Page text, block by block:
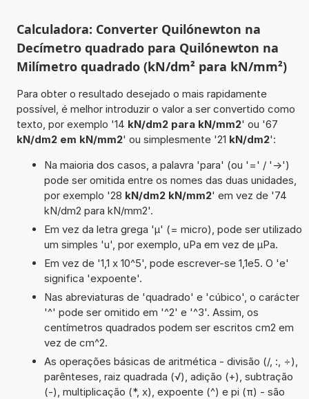
Calculadora: Converter Quilónewton na
Decímetro quadrado para Quilónewton na
Milímetro quadrado (kN/dm² para kN/mm²)
Para obter o resultado desejado o mais rapidamente
possível, é melhor introduzir o valor a ser convertido como
texto, por exemplo '14 kN/dm2 para kN/mm2' ou '67
kN/dm2 em kN/mm2' ou simplesmente '21 kN/dm2':
Na maioria dos casos, a palavra 'para' (ou '=' / '->')
pode ser omitida entre os nomes das duas unidades,
por exemplo '28 kN/dm2 kN/mm2' em vez de '74
kN/dm2 para kN/mm2'.
Em vez da letra grega 'µ' (= micro), pode ser utilizado
um simples 'u', por exemplo, uPa em vez de µPa.
Em vez de '1,1 x 10^5', pode escrever-se 1,1e5. O 'e'
significa 'expoente'.
Nas abreviaturas de 'quadrado' e 'cúbico', o carácter
'^' pode ser omitido em '^2' e '^3'. Assim, os
centímetros quadrados podem ser escritos cm2 em
vez de cm^2.
As operações básicas de aritmética - divisão (/, :, ÷),
parênteses, raiz quadrada (√), adição (+), subtração
(-), multiplicação (*, x), expoente (^) e pi (π) - são